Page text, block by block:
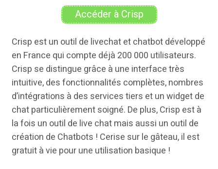
Accéder à Crisp
Crisp est un outil de livechat et chatbot développé
en France qui compte déjà 200 000 utilisateurs.
Crisp se distingue grâce à une interface très
intuitive, des fonctionnalités complètes, nombres
d’intégrations à des services tiers et un widget de
chat particulièrement soigné. De plus, Crisp est à
la fois un outil de live chat mais aussi un outil de
création de Chatbots ! Cerise sur le gâteau, il est
gratuit à vie pour une utilisation basique !